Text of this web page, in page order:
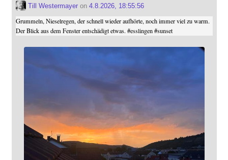
Till Westermayeron 4.8.2026, 18:55:56
Grummeln, Nieselregen, der schnell wieder aufhörte, noch immer viel zu warm.
Der Blick aus dem Fenster entschädigt etwas. #esslingen #sunset